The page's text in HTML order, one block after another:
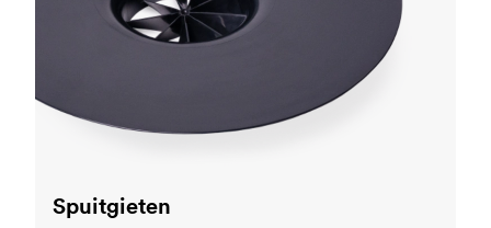
Spuitgieten